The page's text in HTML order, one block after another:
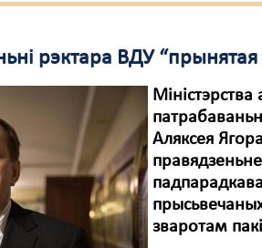
рэктара ВДУ
Аляксея
зваротам